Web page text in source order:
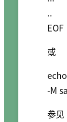
..
或
参见